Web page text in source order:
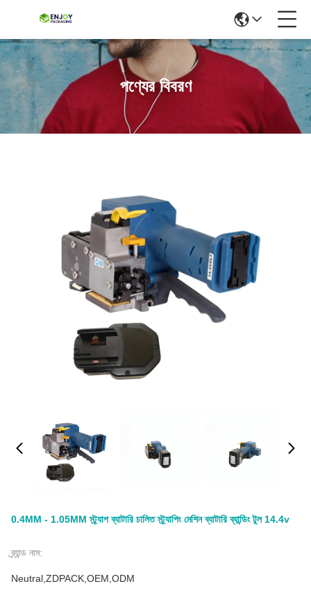
পণ্যের বিবরণ
0.4MM - 1.05MM স্ট্র্যাপ ব্যাটারি চালিত স্ট্র্যাপিং মেশিন ব্যাটারি ব্যান্ডিং টুল 14.4v
ব্র্যান্ড নাম:
Neutral,ZDPACK,OEM,ODM